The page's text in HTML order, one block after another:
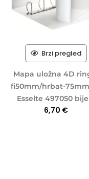
Brzi pregled
Mapa uložna 4D
fi50mm/hrbat-
Esselte 497050
6,70 €